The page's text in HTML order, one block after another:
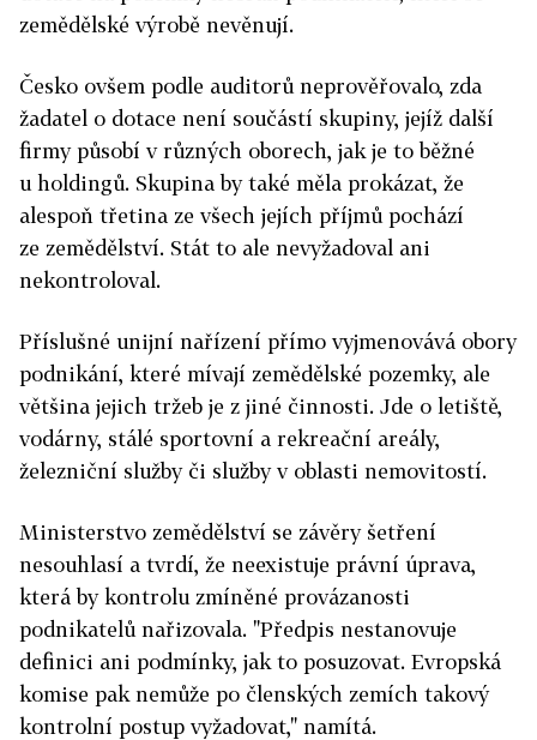
zemědělské výrobě nevěnují.
Česko ovšem podle auditorů neprověřovalo, zda
žadatel o dotace není součástí skupiny, jejíž další
firmy působí v různých oborech, jak je to běžné
u holdingů. Skupina by také měla prokázat, že
alespoň třetina ze všech jejích příjmů pochází
ze zemědělství. Stát to ale nevyžadoval ani
nekontroloval.
Příslušné unijní nařízení přímo vyjmenovává obory
podnikání, které mívají zemědělské pozemky, ale
většina jejich tržeb je z jiné činnosti. Jde o letiště,
vodárny, stálé sportovní a rek­reační areály,
železniční služby či služby v oblasti nemovitostí.
Ministerstvo zemědělství se závěry šetření
nesouhlasí a tvrdí, že neexistuje právní úprava,
která by kontrolu zmíněné provázanosti
podnikatelů nařizovala. "Předpis nestanovuje
definici ani podmínky, jak to posuzovat. Evropská
komise pak nemůže po členských zemích takový
kontrolní postup vyžadovat," namítá.